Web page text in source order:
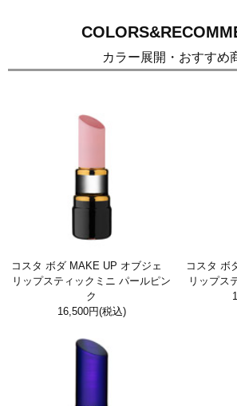
カラー展開・おすすめ
コスタ ボダ MAKE UP オブジェ
リップスティックミニ パールピン
ク
16,500円(税込)
コスタ ボ
リップス